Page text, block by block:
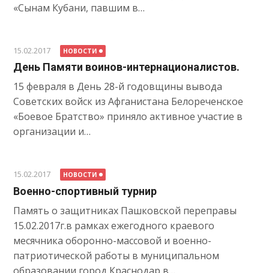
«Сынам Кубани, павшим в…
15.02.2017 НОВОСТИ
День Памяти воинов-интернационалистов.
15 февраля в День 28-й годовщины вывода
Советских войск из Афганистана Белореченское
«Боевое Братство» приняло активное участие в
организации и…
15.02.2017 НОВОСТИ
Военно-спортивный турнир
Память о защитниках Пашковской переправы
15.02.2017г.в рамках ежегодного краевого
месячника оборонно-массовой и военно-
патриотической работы в муниципальном
образовании город Краснодар в…